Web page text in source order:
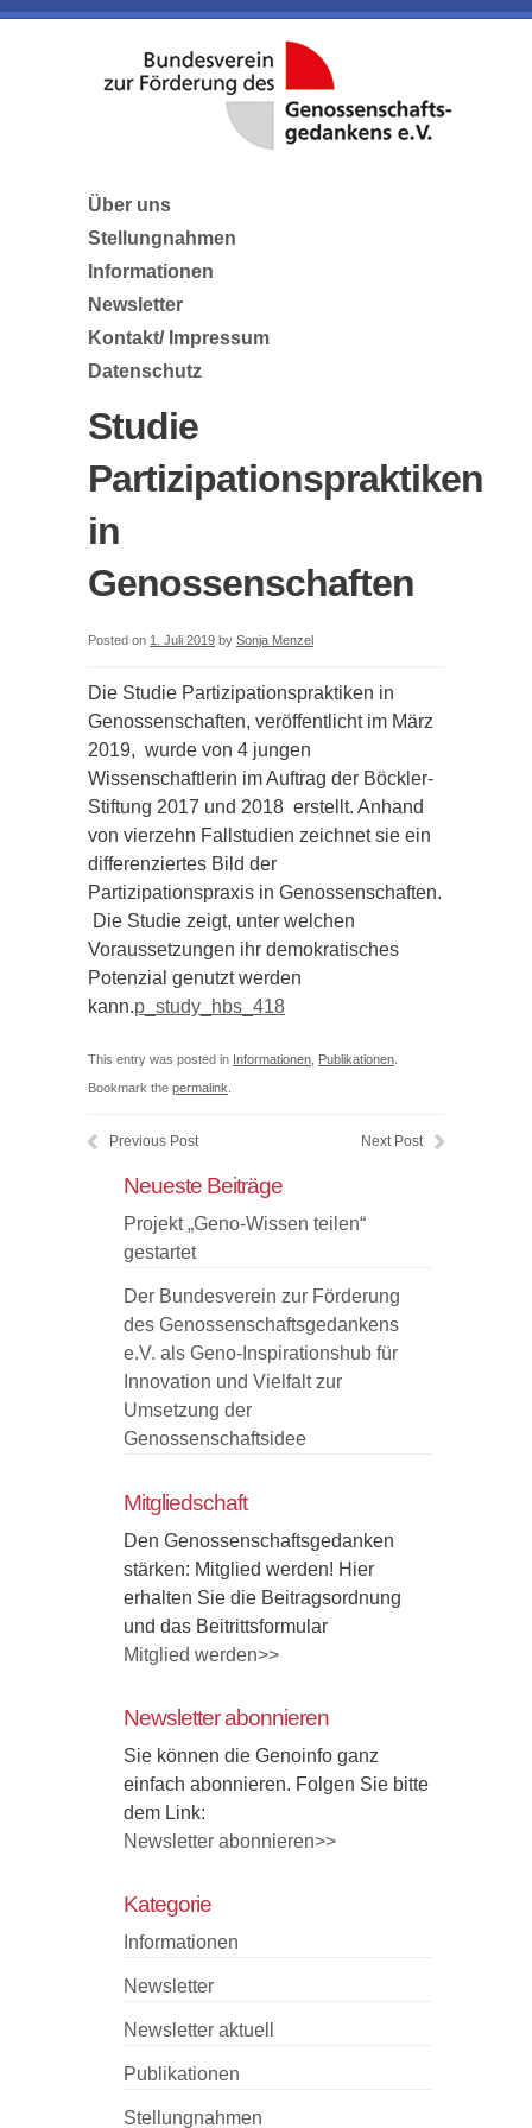
Über uns
Stellungnahmen
Informationen
Newsletter
Kontakt/ Impressum
Datenschutz
Studie
Partizipationspraktiken
in
Genossenschaften
Posted on 1. Juli 2019 by Sonja Menzel
Die Studie Partizipationspraktiken in
Genossenschaften, veröffentlicht im März
2019, wurde von 4 jungen
Wissenschaftlerin im Auftrag der Böckler-
Stiftung 2017 und 2018 erstellt. Anhand
von vierzehn Fallstudien zeichnet sie ein
differenziertes Bild der
Partizipationspraxis in Genossenschaften.
Die Studie zeigt, unter welchen
Voraussetzungen ihr demokratisches
Potenzial genutzt werden
kann.p_study_hbs_418
This entry was posted in Informationen Publikationen
Bookmark the permalink
Previous Post Next Post
Neueste Beiträge
Projekt „Geno-Wissen teilen“
gestartet
Der Bundesverein zur Förderung
des Genossenschaftsgedankens
e.V. als Geno-Inspirationshub für
Innovation und Vielfalt zur
Umsetzung der
Genossenschaftsidee
Mitgliedschaft
Den Genossenschaftsgedanken
stärken: Mitglied werden! Hier
erhalten Sie die Beitragsordnung
und das Beitrittsformular
Mitglied werden>>
Newsletter abonnieren
Sie können die Genoinfo ganz
einfach abonnieren. Folgen Sie bitte
dem Link:
Newsletter abonnieren>>
Kategorie
Informationen
Newsletter
Newsletter aktuell
Publikationen
Stellungnahmen